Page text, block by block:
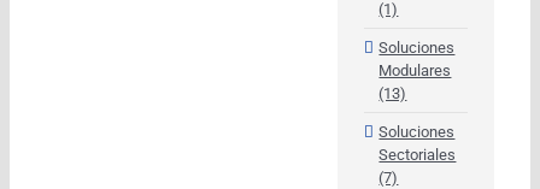
(1)
Soluciones
Modulares
(13)
Soluciones
Sectoriales
(7)